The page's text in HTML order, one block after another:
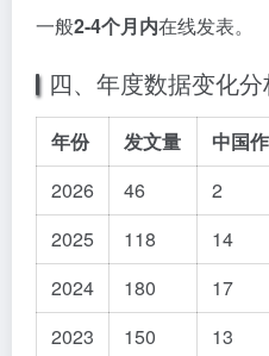
一般2-4个月内在线发表。
四、年度数据变化
年份 发文量 中国
2026
46 2
2025
118 14
2024
180 17
2023
150 13